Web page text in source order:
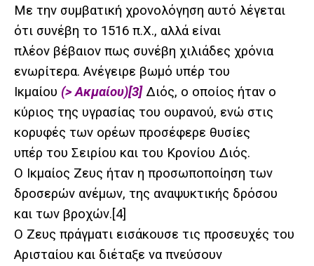
Με την συμβατική χρονολόγηση αυτό λέγεται
ότι συνέβη το 1516 π.Χ., αλλά είναι
πλέον βέβαιον πως συνέβη χιλιάδες χρόνια
ενωρίτερα. Ανέγειρε βωμό υπέρ του
Ικμαίου (> Ακμαίου)[3]Διός, ο οποίος ήταν ο
κύριος της υγρασίας του ουρανού, ενώ στις
κορυφές των ορέων προσέφερε θυσίες
υπέρ του Σειρίου και του Κρονίου Διός.
Ο Ικμαίος Ζευς ήταν η προσωποποίηση των
δροσερών ανέμων, της αναψυκτικής δρόσου
και των βροχών.[4]
Ο Ζευς πράγματι εισάκουσε τις προσευχές του
Αρισταίου και διέταξε να πνεύσουν